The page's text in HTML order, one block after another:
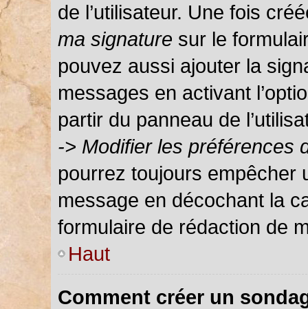
de l’utilisateur. Une fois
ma signature sur le
pouvez aussi ajouter la
messages en activant
partir du panneau de
-> Modifier les préférences
pourrez toujours empêcher
message en décochant la
formulaire de rédaction de
Haut
Comment créer un